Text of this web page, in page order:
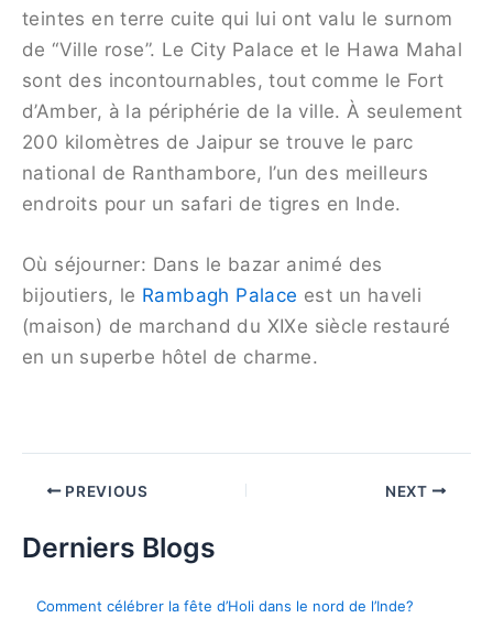
teintes en terre cuite qui lui ont valu le surnom
de “Ville rose”. Le City Palace et le Hawa Mahal
sont des incontournables, tout comme le Fort
d’Amber, à la périphérie de la ville. À seulement
200 kilomètres de Jaipur se trouve le parc
national de Ranthambore, l’un des meilleurs
endroits pour un safari de tigres en Inde.
Où séjourner: Dans le bazar animé des
bijoutiers, le Rambagh Palace est un haveli
(maison) de marchand du XIXe siècle restauré
en un superbe hôtel de charme.
PREVIOUS NEXT
Derniers Blogs
Comment célébrer la fête d’Holi dans le nord de l’Inde?